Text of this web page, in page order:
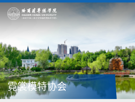
霓裳模特协会